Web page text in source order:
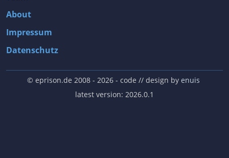
About
Impressum
Datenschutz
© eprison.de 2008 - 2026- code // design by enuis
latest version: 2026.0.1